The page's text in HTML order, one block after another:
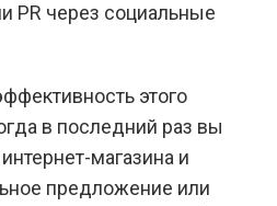
PR через социальные
этого
в последний раз вы
магазина и
предложение или